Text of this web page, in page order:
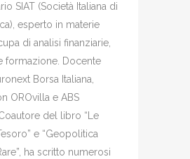
SIAT (Società Italiana di
esperto in materie
di analisi finanziarie,
formazione. Docente
Borsa Italiana,
OROvilla e ABS
del libro “Le
e “Geopolitica
ha scritto numerosi